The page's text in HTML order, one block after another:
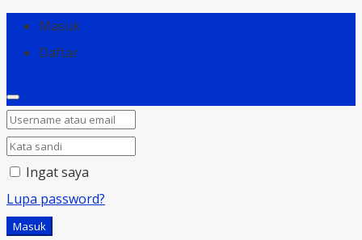
Masuk
Daftar
Ingat saya
Lupa password?
Masuk